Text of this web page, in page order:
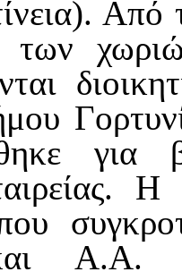
Από
των
για
Η
Α.Α.